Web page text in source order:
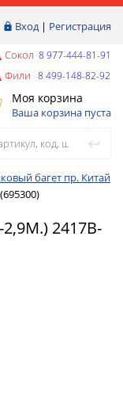
Вход| Регистрация
Сокол 8 977-444-81-91
Фили 8 499-148-82-92
Моя корзина
Ваша корзина пуста
багет пр. Китай
2417B-